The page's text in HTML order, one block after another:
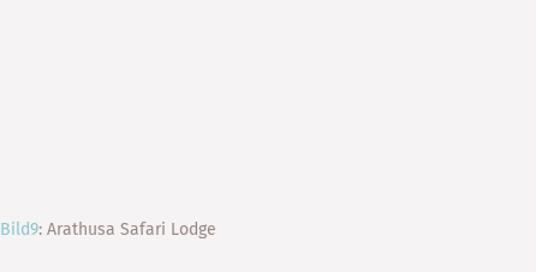
Bild9: Arathusa Safari Lodge